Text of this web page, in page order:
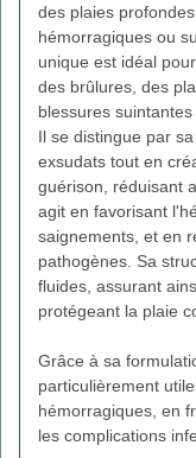
des plaies
hémorragiques ou
unique est idéal
des brûlures, des
blessures suintantes
Il se distingue par
exsudats tout en
guérison, réduisant
agit en favorisant
saignements, et en
pathogènes. Sa
fluides, assurant
protégeant la plaie
Grâce à sa
particulièrement
hémorragiques, en
les complications